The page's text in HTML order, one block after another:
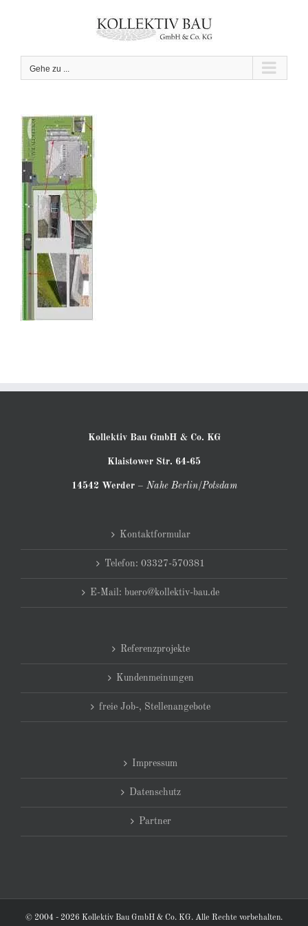
Gehe zu ...
Kollektiv Bau GmbH & Co. KG
Klaistower Str. 64-65
14542 Werder– Nahe Berlin/Potsdam
Kontaktformular
Telefon: 03327-570381
E-Mail: buero@kollektiv-bau.de
Referenzprojekte
Kundenmeinungen
freie Job-, Stellenangebote
Impressum
Datenschutz
Partner
© 2004 - 2026 Kollektiv Bau GmbH & Co. KG. Alle Rechte vorbehalten.